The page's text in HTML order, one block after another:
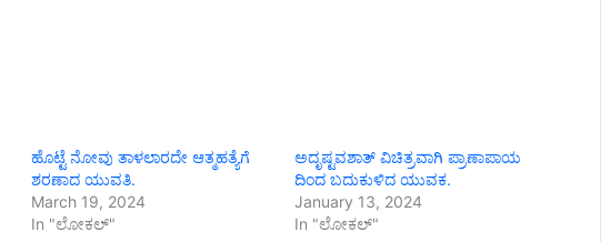
ಹೊಟ್ಟೆ ನೋವು ತಾಳಲಾರದೇ ಆತ್ಮಹತ್ಯೆಗೆ
ಶರಣಾದ ಯುವತಿ.
March 19, 2024
In "ಲೋಕಲ್"
ಅದೃಷ್ಟವಶಾತ್ ವಿಚಿತ್ರವಾಗಿ ಪ್ರಾಣಾಪಾಯ
ದಿಂದ ಬದುಕುಳಿದ ಯುವಕ.
January 13, 2024
In "ಲೋಕಲ್"